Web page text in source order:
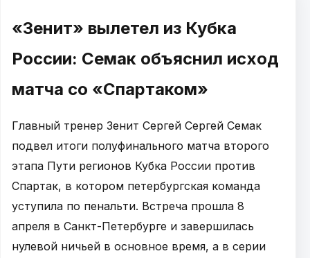
«Зенит» вылетел из Кубка
России: Семак объяснил исход
матча со «Спартаком»
Главный тренер Зенит Сергей Сергей Семак
подвел итоги полуфинального матча второго
этапа Пути регионов Кубка России против
Спартак, в котором петербургская команда
уступила по пенальти. Встреча прошла 8
апреля в Санкт-Петербурге и завершилась
нулевой ничьей в основное время, а в серии